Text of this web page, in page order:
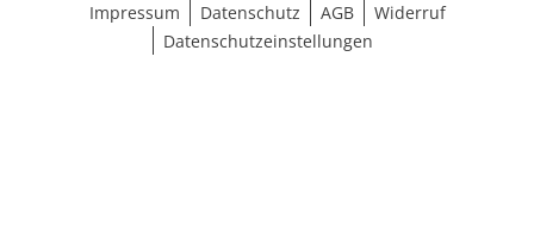
Impressum
Datenschutz AGB
Widerruf
Datenschutzeinstellungen